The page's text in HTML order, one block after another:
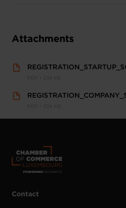
Attachments
Contact